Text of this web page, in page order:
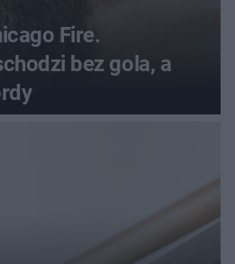
Fire.
bez gola, a